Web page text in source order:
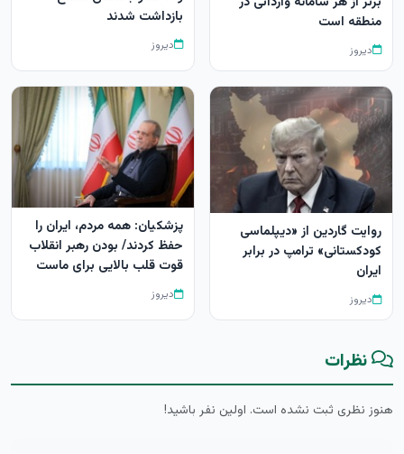
منطقه است
دیروز
بازداشت شدند
دیروز
روایت گاردین از «دیپلماسی
کودکستانی» ترامپ در برابر
ایران
دیروز
پزشکیان: همه مردم، ایران را
حفظ کردند/ بودن رهبر انقلاب
قوت قلب بالایی برای ماست
دیروز
نظرات
هنوز نظری ثبت نشده است. اولین نفر باشید!